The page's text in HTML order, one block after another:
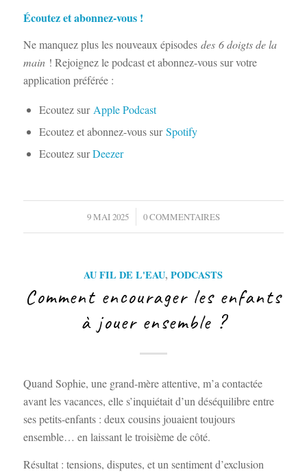
Écoutez et abonnez-vous !
Ne manquez plus les nouveaux épisodes des 6 doigts de la
main! Rejoignez le podcast et abonnez-vous sur votre
application préférée :
Ecoutez sur Apple Podcast
Ecoutez et abonnez-vous surSpotify
Ecoutez surDeezer
9 MAI 2025
/ 0 COMMENTAIRES
AU FIL DE L'EAU,PODCASTS
Comment encourager les enfants
à jouer ensemble ?
Quand Sophie, une grand-mère attentive, m’a contactée
avant les vacances, elle s’inquiétait d’un déséquilibre entre
ses petits-enfants : deux cousins jouaient toujours
ensemble… en laissant le troisième de côté.
Résultat : tensions, disputes, et un sentiment d’exclusion